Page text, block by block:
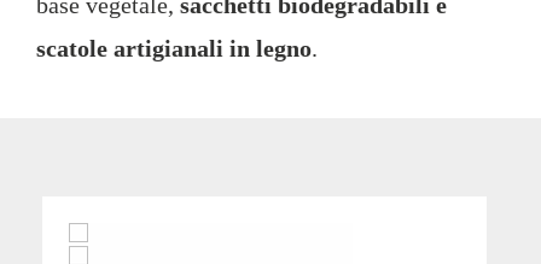
scatole artigianali in legno.